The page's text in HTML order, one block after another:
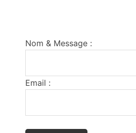
Nom & Message :
Email :